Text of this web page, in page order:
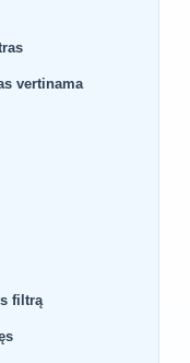
vertinama
filtrą